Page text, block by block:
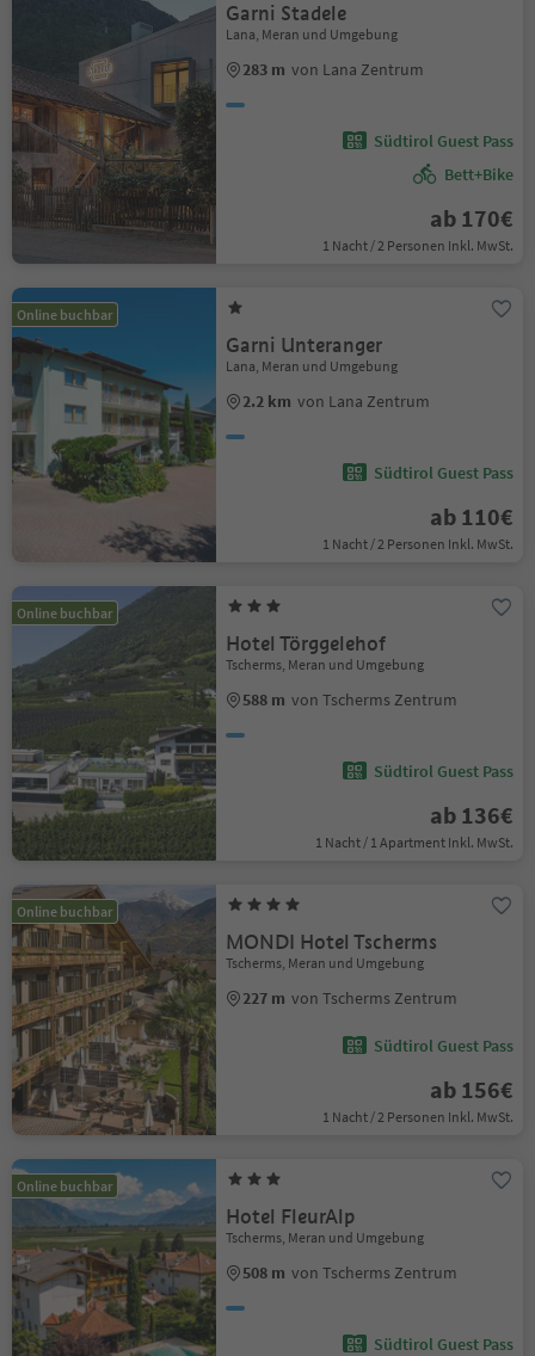
Garni Stadele
Lana, Meran und Umgebung
283 m von Lana Zentrum
Südtirol Guest Pass
Bett+Bike
ab 170€
1 Nacht / 2 Personen Inkl. MwSt.
Online buchbar
Garni Unteranger
Lana, Meran und Umgebung
2.2 km von Lana Zentrum
Südtirol Guest Pass
ab 110€
1 Nacht / 2 Personen Inkl. MwSt.
Online buchbar
Hotel Törggelehof
Tscherms, Meran und Umgebung
588 m von Tscherms Zentrum
Südtirol Guest Pass
ab 136€
1 Nacht / 1 Apartment Inkl. MwSt.
Online buchbar
MONDI Hotel Tscherms
Tscherms, Meran und Umgebung
227 m von Tscherms Zentrum
Südtirol Guest Pass
ab 156€
1 Nacht / 2 Personen Inkl. MwSt.
Online buchbar
Hotel FleurAlp
Tscherms, Meran und Umgebung
508 m von Tscherms Zentrum
Südtirol Guest Pass